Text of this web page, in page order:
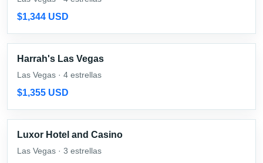
$1,344 USD
Harrah's Las Vegas
Las Vegas · 4 estrellas
$1,355 USD
Luxor Hotel and Casino
Las Vegas · 3 estrellas